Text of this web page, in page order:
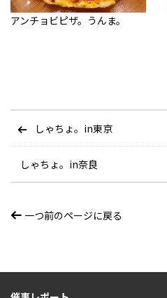
アンチョビピザ。うんま。
しゃちょ。in東京
しゃちょ。in奈良
一つ前のページに戻る